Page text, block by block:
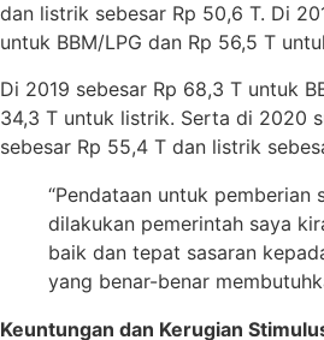
dan listrik sebesar Rp 50,6 T. Di
untuk BBM/LPG dan Rp 56,5 T
Di 2019 sebesar Rp 68,3 T untuk
34,3 T untuk listrik. Serta di 2020
sebesar Rp 55,4 T dan listrik
“Pendataan untuk pemberian
dilakukan pemerintah saya
baik dan tepat sasaran
yang benar-benar
Keuntungan dan Kerugian